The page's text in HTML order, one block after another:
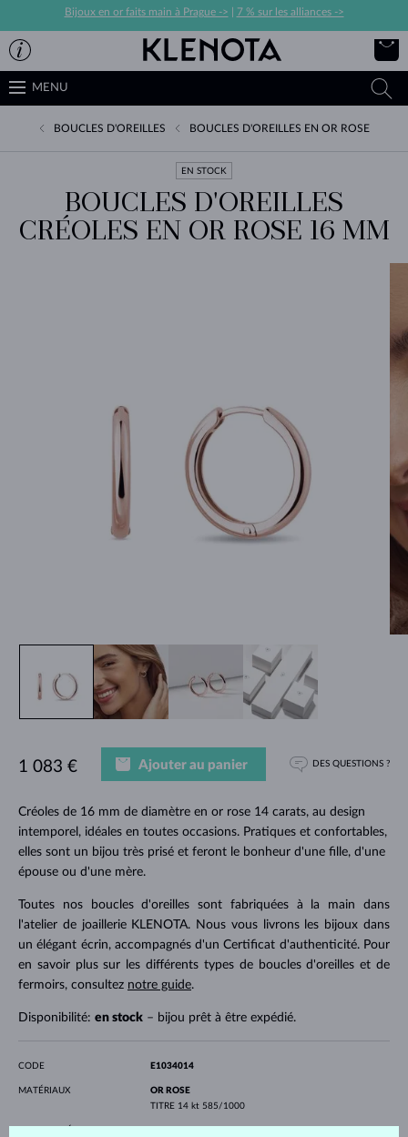
Bijoux en or faits main à Prague -> 7 % sur les alliances ->
MENU
BOUCLES D'OREILLES BOUCLES D'OREILLES EN OR ROSE
EN STOCK
BOUCLES D'OREILLES
CRÉOLES EN OR ROSE 16 MM
Créoles de 16 mm de diamètre en or rose 14 carats, au design
intemporel, idéales en toutes occasions. Pratiques et confortables,
elles sont un bijou très prisé et feront le bonheur d'une fille, d'une
épouse ou d'une mère.
Toutes nos boucles d'oreilles sont fabriquées à la main dans
l'atelier de joaillerie KLENOTA. Nous vous livrons les bijoux dans
un élégant écrin, accompagnés d'un Certificat d'authenticité. Pour
en savoir plus sur les différents types de boucles d'oreilles et de
fermoirs, consultez notre guide.
Disponibilité: en stock– bijou prêt à être expédié.
1 083 € Ajouter au panier DES QUESTIONS ?
CODE E1034014
MATÉRIAUX
OR ROSE
TITRE 14 kt 585/1000